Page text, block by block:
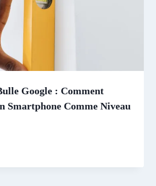
Google : Comment
Smartphone Comme Niveau